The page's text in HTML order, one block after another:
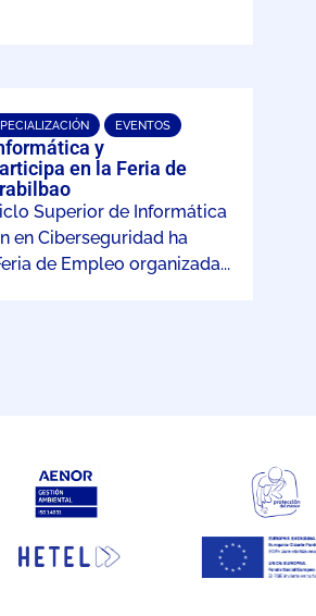
EVENTOS
y
en la Feria de
Superior de Informática
en Ciberseguridad ha
de Empleo organizada...